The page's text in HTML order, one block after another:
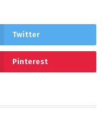
Twitter
Pinterest